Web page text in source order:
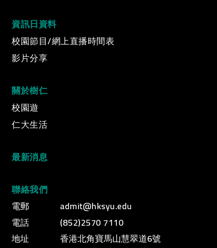
Video Title
Video category
資訊日資料
校園節目/網上直播時間表
影片分享
關於樹仁
校園遊
仁大生活
最新消息
聯絡我們
電郵
admit@hksyu.edu
電話
(852)2570 7110
地址
香港北角寶馬山慧翠道6號